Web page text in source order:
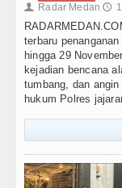
👤 Radar Medan 🕔
terbaru
hingga 29
kejadian bencana
tumbang, dan
hukum Polres